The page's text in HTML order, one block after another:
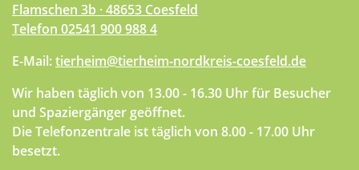
Flamschen 3b · 48653 Coesfeld
Telefon 02541 900 988 4
E-Mail:tierheim@tierheim-nordkreis-coesfeld.de
Wir haben täglich von 13.00 - 16.30 Uhr für Besucher
und Spaziergänger geöffnet.
Die Telefonzentrale ist täglich von 8.00 - 17.00 Uhr
besetzt.